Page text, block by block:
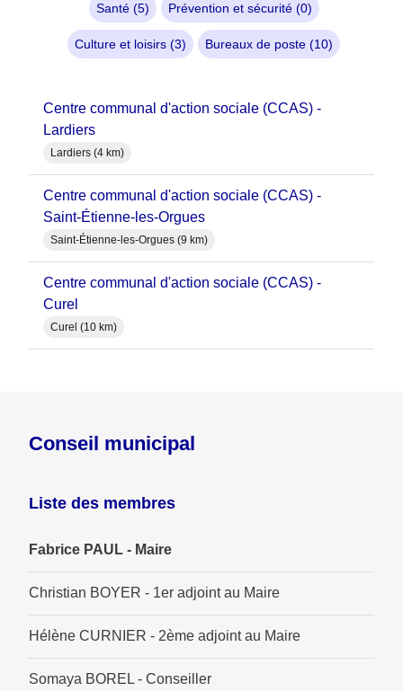
Santé (5) Prévention et sécurité (0)
Culture et loisirs (3) Bureaux de poste (10)
Centre communal d'action sociale (CCAS) -
Lardiers
Lardiers (4 km)
Centre communal d'action sociale (CCAS) -
Saint-Étienne-les-Orgues
Saint-Étienne-les-Orgues (9 km)
Centre communal d'action sociale (CCAS) -
Curel
Curel (10 km)
Conseil municipal
Liste des membres
Fabrice PAUL - Maire
Christian BOYER - 1er adjoint au Maire
Hélène CURNIER - 2ème adjoint au Maire
Somaya BOREL - Conseiller